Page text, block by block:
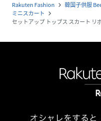
Rakuten Fashion navigate_next 韓国子供服
ミニスカート navigate_next
セットアップ トップス スカート リ